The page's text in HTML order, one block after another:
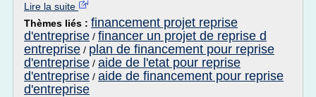
Lire la suite
Thèmes liés : financement projet reprise
d'entreprise / financer un projet de reprise d
entreprise / plan de financement pour reprise
d'entreprise / aide de l'etat pour reprise
d'entreprise / aide de financement pour reprise
d'entreprise